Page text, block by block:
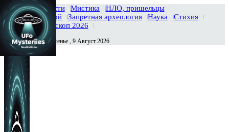
Главная Новости Мистика
НЛО, пришельцы
Тайны вселенной
Запретная археология Наука
Стихия
История
Гороскоп 2026
Сегодня Воскресенье , 9 Август 2026